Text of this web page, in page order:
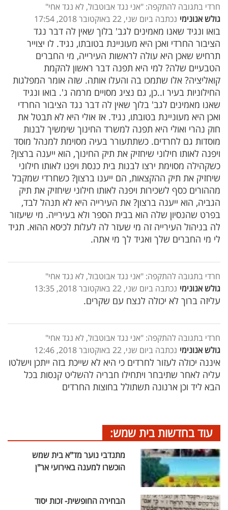
חרדי בתגובה להתקפה: "אני נגד אבוטבול, לא נגד אחי"
גולש אנונימי נכתבה ביום שני, 22 באוקטובר 2018, 17:54
בואו ונגיד שאנו מאמינים לגב' בלוך שאין לה דבר נגד
הציבור החרדי ואכן היא מעוניינת בטובתו, נגיד. לו יצוייר
תרחיש שאכן היא עולה לראשות העירייה, מי החברים
הטבעיים שלה? למי היא תפנה דבר ראשון להקמת
קואליציה? אלו שתמכו בה והעלו אותה. שזה אומר המפלגות
החילוניות בעיר ו..כן, גם נציג מסויים מרמה ג'. בואו ונגיד
שאנו מאמינים לגב' בלוך שאין לה דבר נגד הציבור החרדי
ואכן היא מעוניינת בטובתו, נגיד. אז אולי היא לא תבטל את
חוק נהרי ואולי היא תפנה למשרד החינוך שימשיך לבנות
מוסדות גם לחרדים. כשתתעורר בעיה מסוימת למנהל מוסד
ויפנה לאותו חילוני שיחזיק את תיק החינוך, הוא ייענה ברצון?
כשקהילה מסוימת ירצו לבנות בית כנסת ויפנו לאותו חילוני
שיחזיק את תיק ההקצאות, הם ייענו ברצון? כשחרדי שמקבל
מההורים כסף לשכירות ויפנה לאותו חילוני שיחזיק את תיק
הגביה, הוא ייענה ברצון? את העירייה היא לא תנהל לבד,
בפרט שהנסיון שלה הוא בבית הספר ולא בעירייה. מי שיעזור
לה בניהול העירייה זה מי שעזר לה לעלות לכיסא ההוא. תגיד
לי מי החברים שלך ואגיד לך מי אתה.
חרדי בתגובה להתקפה: "אני נגד אבוטבול, לא נגד אחי"
גולש אנונימי נכתבה ביום שני, 22 באוקטובר 2018, 13:35
עליזה ברוך לא יכולה לנצח עם שקרים.
חרדי בתגובה להתקפה: "אני נגד אבוטבול, לא נגד אחי"
גולש אנונימי נכתבה ביום שני, 22 באוקטובר 2018, 12:46
איננה יכולה לעזור לחרדים כי היא לא שייכת בזה ייתכן וישלטו
עליה לאחר שתיבחר ויתחילו חבריה להשליט קנסות בכל
הבא ליד וכן ארנונה תשתולל בחוצות החרדים
עוד בחדשות בית שמש:
מתנדבי נוער מד"א בית שמש
הוכשרו למענה באירועי אר"ן
הבחירה החופשית- זכות יסוד